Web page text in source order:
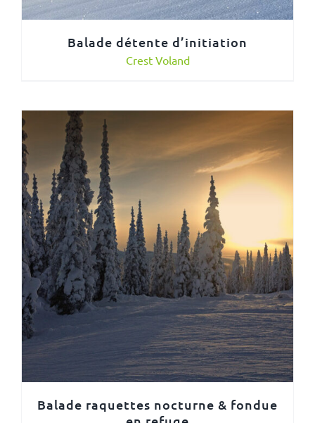
Balade détente d’initiation
Crest Voland
Balade raquettes nocturne & fondue